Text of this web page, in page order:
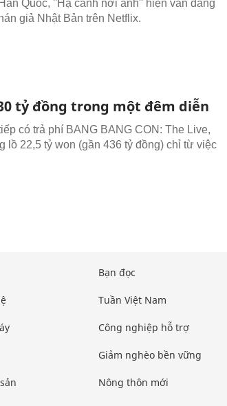
Quốc, ''Hạ cánh nơi anh'' hiện vẫn đang
giả Nhật Bản trên Netflix.
tỷ đồng trong một đêm diễn
có trả phí BANG BANG CON: The Live,
lồ 22,5 tỷ won (gần 436 tỷ đồng) chỉ từ việc
Bạn đọc
Tuần Việt Nam
Công nghiệp hỗ trợ
Giảm nghèo bền vững
Nông thôn mới